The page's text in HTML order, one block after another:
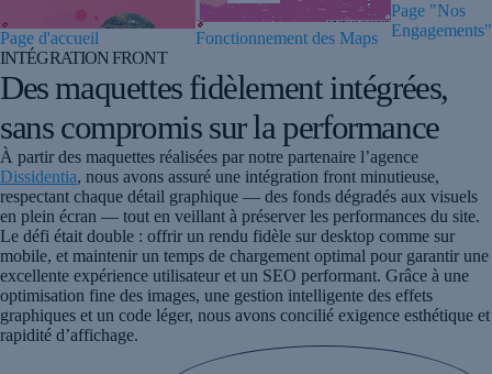
Page d'accueil Fonctionnement des Maps
Page "Nos
Engagements"
INTÉGRATION FRONT
Des maquettes fidèlement intégrées,
sans compromis sur la performance
À partir des maquettes réalisées par notre partenaire l’agence
Dissidentia, nous avons assuré une intégration front minutieuse,
respectant chaque détail graphique — des fonds dégradés aux visuels
en plein écran — tout en veillant à préserver les performances du site.
Le défi était double : offrir un rendu fidèle sur desktop comme sur
mobile, et maintenir un temps de chargement optimal pour garantir une
excellente expérience utilisateur et un SEO performant. Grâce à une
optimisation fine des images, une gestion intelligente des effets
graphiques et un code léger, nous avons concilié exigence esthétique et
rapidité d’affichage.